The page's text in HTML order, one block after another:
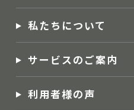
私たちについて
サービスのご案内
利用者様の声